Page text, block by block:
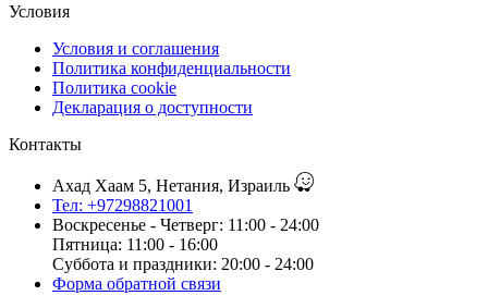
Условия
Условия и соглашения
Политика конфиденциальности
Политика cookie
Декларация о доступности
Контакты
Ахад Хаам 5, Нетания, Израиль
Тел: +97298821001
Воскресенье - Четверг: 11:00 - 24:00
Пятница: 11:00 - 16:00
Суббота и праздники: 20:00 - 24:00
Форма обратной связи